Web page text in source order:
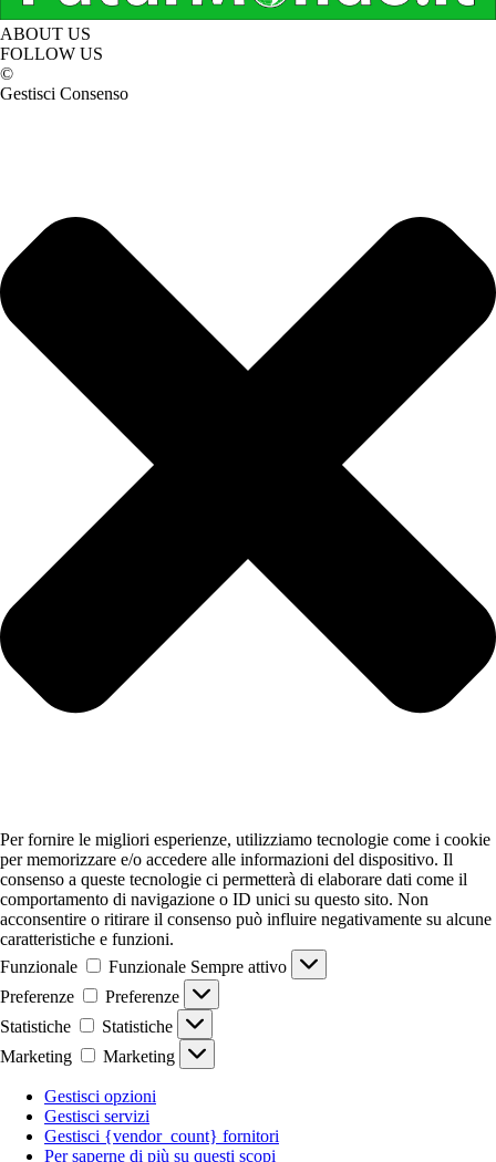
ABOUT US
FOLLOW US
©
Gestisci Consenso
Per fornire le migliori esperienze, utilizziamo tecnologie come i cookie
per memorizzare e/o accedere alle informazioni del dispositivo. Il
consenso a queste tecnologie ci permetterà di elaborare dati come il
comportamento di navigazione o ID unici su questo sito. Non
acconsentire o ritirare il consenso può influire negativamente su alcune
caratteristiche e funzioni.
Funzionale
Funzionale Sempre attivo
Preferenze
Preferenze
Statistiche
Statistiche
Marketing
Marketing
Gestisci opzioni
Gestisci servizi
Gestisci {vendor_count} fornitori
Per saperne di più su questi scopi